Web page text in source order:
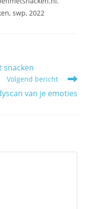
swp, 2022
snacken
Volgend bericht
van je emoties